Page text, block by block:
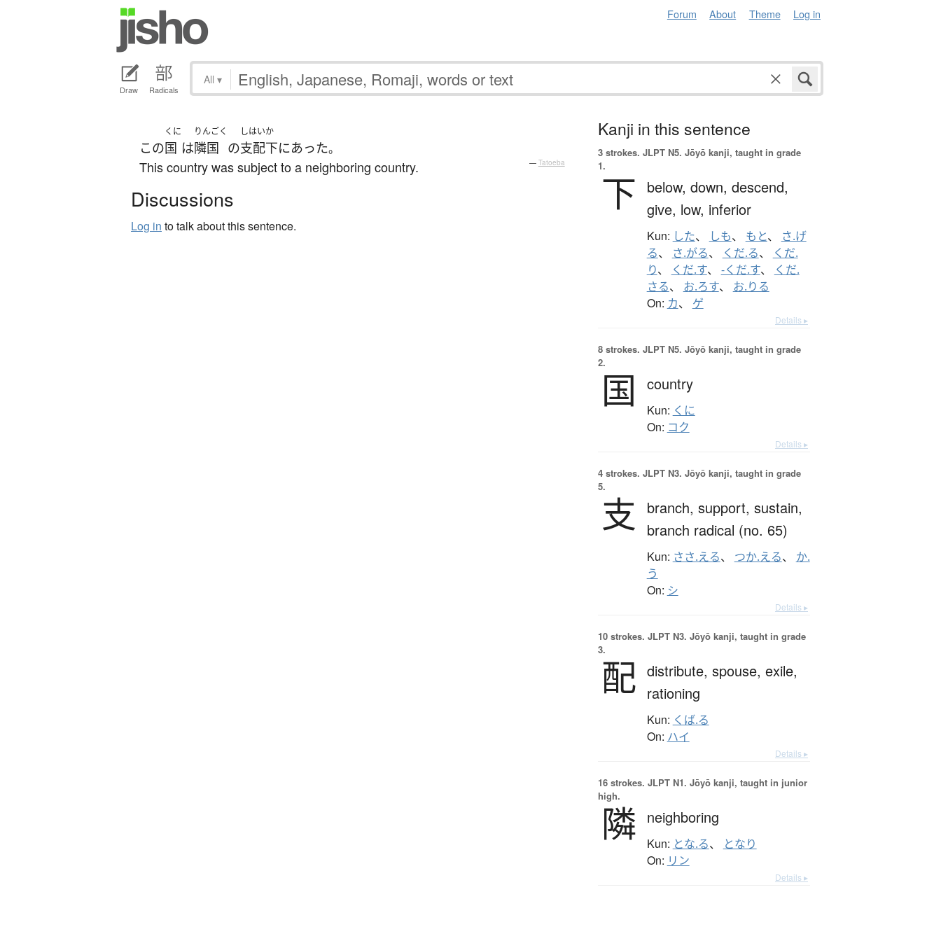
Forum About Theme Log in
Draw Radicals
All ▾
この
くに
国 は
りんごく
隣国 の
しはいか
支配下にあった。
This country was subject to a neighboring country. — Tatoeba
Discussions
Log in to talk about this sentence.
Kanji in this sentence
3 strokes. JLPT N5. Jōyō kanji, taught in grade
1.
下 below, down, descend,
give, low, inferior
Kun: した、 しも、 もと、
さ.げ
る、 さ.がる、 くだ.る、
くだ.
り、 くだ.す、 -くだ.す、
くだ.
さる、 お.ろす、 お.りる
On: カ、 ゲ
Details ▸
8 strokes. JLPT N5. Jōyō kanji, taught in grade
2.
国 country
Kun: くに
On: コク
Details ▸
4 strokes. JLPT N3. Jōyō kanji, taught in grade
5.
支 branch, support, sustain,
branch radical (no. 65)
Kun: ささ.える、 つか.える、 か.
う
On: シ
Details ▸
10 strokes. JLPT N3. Jōyō kanji, taught in grade
3.
配 distribute, spouse, exile,
rationing
Kun: くば.る
On: ハイ
Details ▸
16 strokes. JLPT N1. Jōyō kanji, taught in junior
high.
隣 neighboring
Kun: とな.る、 となり
On: リン
Details ▸